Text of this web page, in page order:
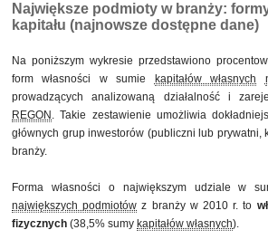
Największe podmioty w branży:
kapitału (najnowsze dostępne dane)
Na poniższym wykresie przedstawiono
form własności w sumie
kapitałów własnych
prowadzących analizowaną działalność i
REGON . Takie zestawienie umożliwia
głównych grup inwestorów (publiczni lub
branży.
Forma własności o największym udziale w
największych podmiotów z branży w 2010 r. to
fizycznych (38,5% sumy kapitałów własnych).